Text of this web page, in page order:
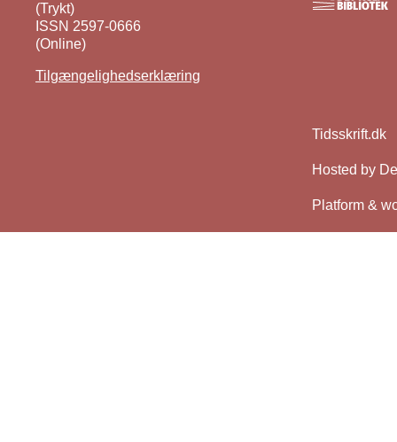
(Trykt)
ISSN 2597-0666
(Online)
Tilgængelighedserklæring